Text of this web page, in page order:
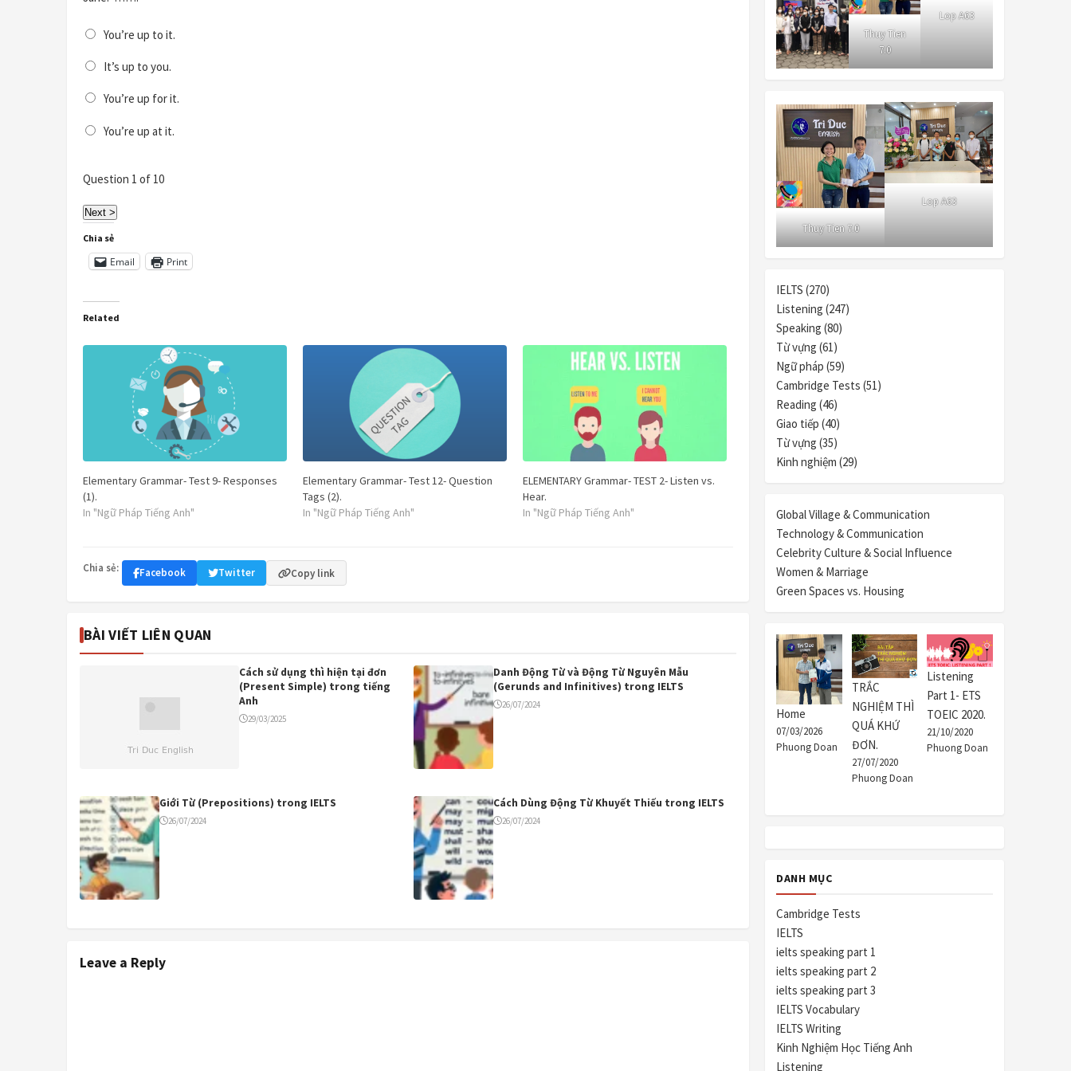
You’re up to it.
It’s up to you.
You’re up for it.
You’re up at it.
Question 1 of 10
Chia sẻ
Email Print
Related
Elementary Grammar- Test 9- Responses
(1).
In "Ngữ Pháp Tiếng Anh"
Elementary Grammar- Test 12- Question
Tags (2).
In "Ngữ Pháp Tiếng Anh"
ELEMENTARY Grammar- TEST 2- Listen vs.
Hear.
In "Ngữ Pháp Tiếng Anh"
Chia sẻ: Facebook Twitter Copy link
BÀI VIẾT LIÊN QUAN
Cách sử dụng thì hiện tại đơn
(Present Simple) trong tiếng
Anh
29/03/2025
Danh Động Từ và Động Từ Nguyên Mẫu
(Gerunds and Infinitives) trong IELTS
26/07/2024
Giới Từ (Prepositions) trong IELTS
26/07/2024
Cách Dùng Động Từ Khuyết Thiếu trong IELTS
26/07/2024
Leave a Reply
Thuy Tien
7.0
Lop A63
Thuy Tien 7.0
Lop A63
IELTS (270)
Listening (247)
Speaking (80)
Từ vựng (61)
Ngữ pháp (59)
Cambridge Tests (51)
Reading (46)
Giao tiếp (40)
Từ vựng (35)
Kinh nghiệm (29)
Global Village & Communication
Technology & Communication
Celebrity Culture & Social Influence
Women & Marriage
Green Spaces vs. Housing
Home
07/03/2026
Phuong Doan
TRẮC
NGHIỆM THÌ
QUÁ KHỨ
ĐƠN.
27/07/2020
Phuong Doan
Listening
Part 1- ETS
TOEIC 2020.
21/10/2020
Phuong Doan
DANH MỤC
Cambridge Tests
IELTS
ielts speaking part 1
ielts speaking part 2
ielts speaking part 3
IELTS Vocabulary
IELTS Writing
Kinh Nghiệm Học Tiếng Anh
Listening